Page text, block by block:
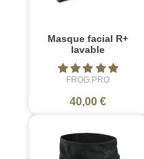
Masque facial R+
lavable
FROG.PRO
40,00 €